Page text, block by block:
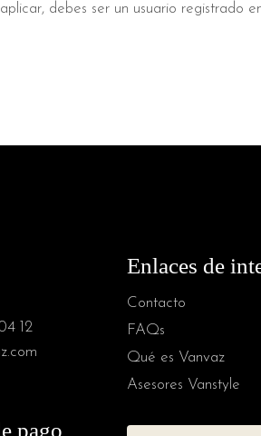
debes ser un usuario registrado
12
pago
Enlaces de
Contacto
FAQs
Qué es Vanvaz
Asesores Vanstyle